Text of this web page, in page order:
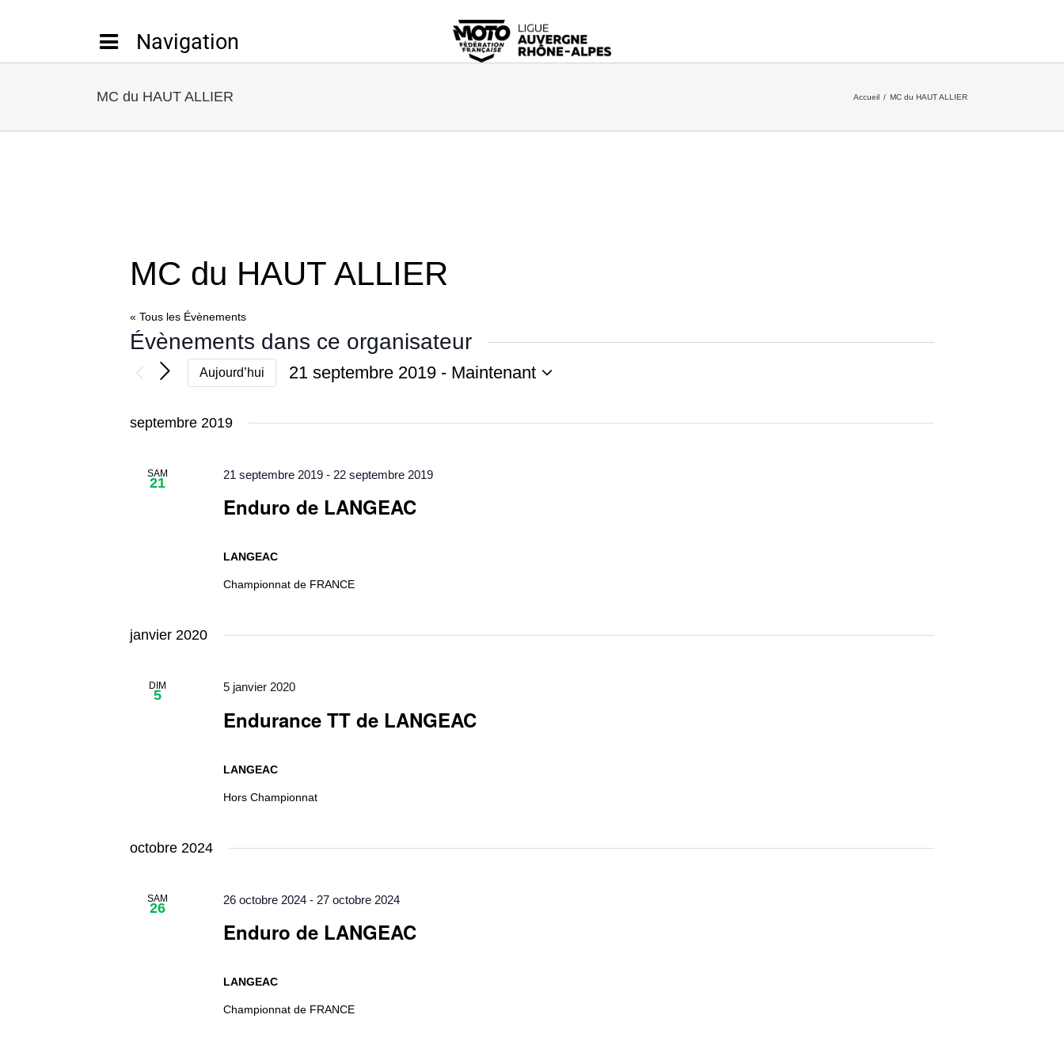
MC du HAUT ALLIER Accueil / MC du HAUT ALLIER
MC du HAUT ALLIER
« Tous les Évènements
Évènements dans ce organisateur
Aujourd’hui 21 septembre 2019 - Maintenant
une
septembre 2019
SAM
21
Enduro de LANGEAC
21 septembre 2019 - 22 septembre 2019
LANGEAC
Championnat de FRANCE
janvier 2020
DIM
5
Endurance TT de LANGEAC
5 janvier 2020
LANGEAC
Hors Championnat
octobre 2024
SAM
26
Enduro de LANGEAC
26 octobre 2024 - 27 octobre 2024
LANGEAC
Championnat de FRANCE